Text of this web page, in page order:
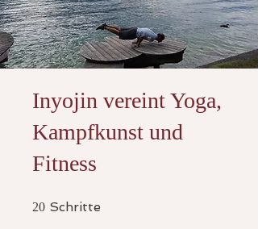
Inyojin vereint Yoga,
Kampfkunst und
Fitness
20 Schritte